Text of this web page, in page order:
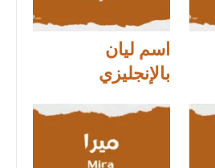
اسم ليان
بالإنجليزي